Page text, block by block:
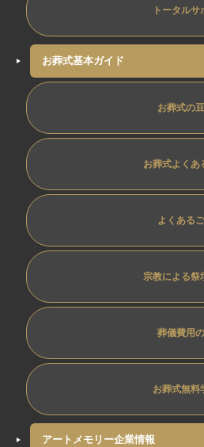
トータルサ
お葬式基本ガイド
お葬式の
お葬式よくあ
よくある
宗教による祭
葬儀費用
お葬式無料
アートメモリー企業情報